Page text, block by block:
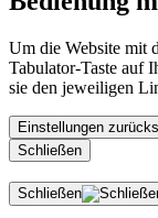
Um die Website mit
Tabulator-Taste auf
sie den jeweiligen
Einstellungen
Schließen
Schließen